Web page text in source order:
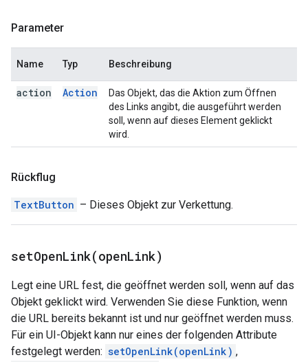
Parameter
Name Typ Beschreibung
action Action
Das Objekt, das die Aktion zum Öffnen
des Links angibt, die ausgeführt werden
soll, wenn auf dieses Element geklickt
wird.
Rückflug
TextButton – Dieses Objekt zur Verkettung.
setOpenLink(openLink)
Legt eine URL fest, die geöffnet werden soll, wenn auf das
Objekt geklickt wird. Verwenden Sie diese Funktion, wenn
die URL bereits bekannt ist und nur geöffnet werden muss.
Für ein UI-Objekt kann nur eines der folgenden Attribute
festgelegt werden: setOpenLink(openLink) ,